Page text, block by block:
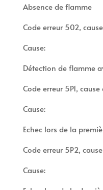
Absence de flamme
Code erreur 502,
Cause:
Détection de flamme
Code erreur 5P1,
Cause:
Echec lors de la
Code erreur 5P2,
Cause: